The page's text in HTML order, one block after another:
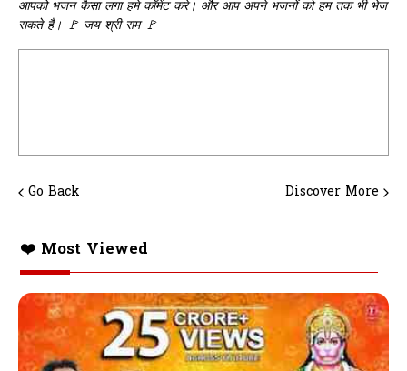
आपको भजन कैसा लगा हमे कॉमेंट करे। और आप अपने भजनों को हम तक भी भेज
सकते है। 🚩 जय श्री राम 🚩
Go Back Discover More
❤️ Most Viewed